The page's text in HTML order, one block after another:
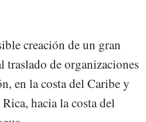
creación de un gran
traslado de organizaciones
en la costa del Caribe y
hacia la costa del